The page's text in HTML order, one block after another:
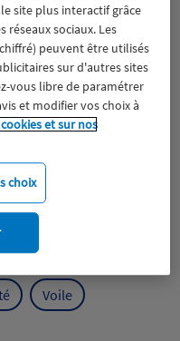
Climat
ESS
Macif Jeunesse
Voile
site plus interactif grâce
sociaux. Les
peuvent être utilisés
sur d'autres sites
vous libre de paramétrer
et modifier vos choix à
et sur nos
choix